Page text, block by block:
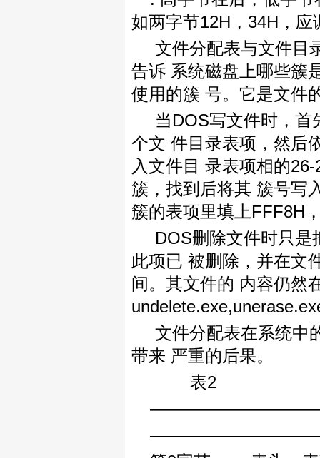
如两字节12H，34H，
文件分配表与文件目
告诉 系统磁盘上哪些簇
使用的簇 号。它是文件
当DOS写文件时，
个文 件目录表项，然后
入文件目 录表项相的
簇，找到后将其 簇号写
簇的表项里填上FFF8H
DOS删除文件时只
此项已 被删除，并在文
间。其文件的 内容仍然
文件分配表在系统中
带来 严重的后果。
表2